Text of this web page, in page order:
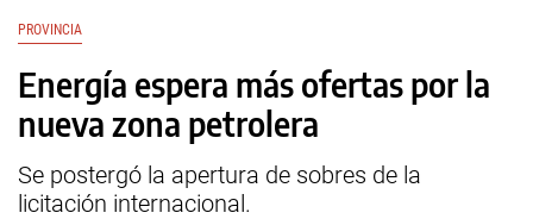
PROVINCIA
Energía espera más ofertas por la
nueva zona petrolera
Se postergó la apertura de sobres de la
licitación internacional.